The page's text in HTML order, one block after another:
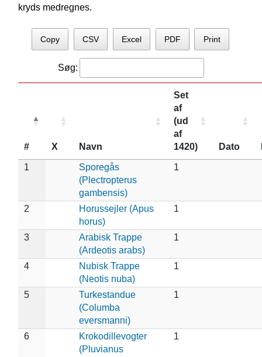
kryds medregnes.
Copy CSV Excel PDF Print
Søg:
# X Navn
Set
af
(ud
af
1420)
Dato
1
Sporegås
(Plectropterus
gambensis)
1
2
Horussejler (Apus
horus)
1
3
Arabisk Trappe
(Ardeotis arabs)
1
4
Nubisk Trappe
(Neotis nuba)
1
5
Turkestandue
(Columba
eversmanni)
1
6
Krokodillevogter
(Pluvianus
1